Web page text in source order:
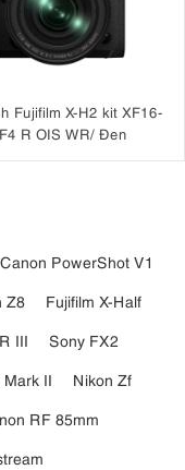
Fujifilm X-H2 kit XF16-
R OIS WR/ Đen
Canon PowerShot V1
Z8
Fujifilm X-Half
III
Sony FX2
II
Nikon Zf
RF 85mm